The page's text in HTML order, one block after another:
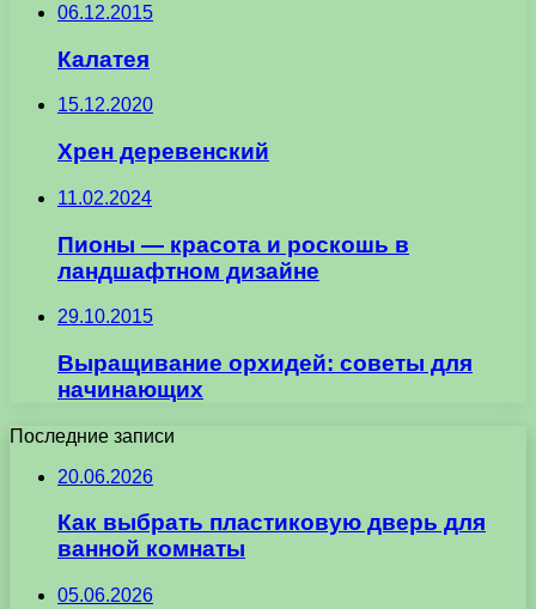
06.12.2015
Калатея
15.12.2020
Хрен деревенский
11.02.2024
Пионы — красота и роскошь в
ландшафтном дизайне
29.10.2015
Выращивание орхидей: советы для
начинающих
Последние записи
20.06.2026
Как выбрать пластиковую дверь для
ванной комнаты
05.06.2026